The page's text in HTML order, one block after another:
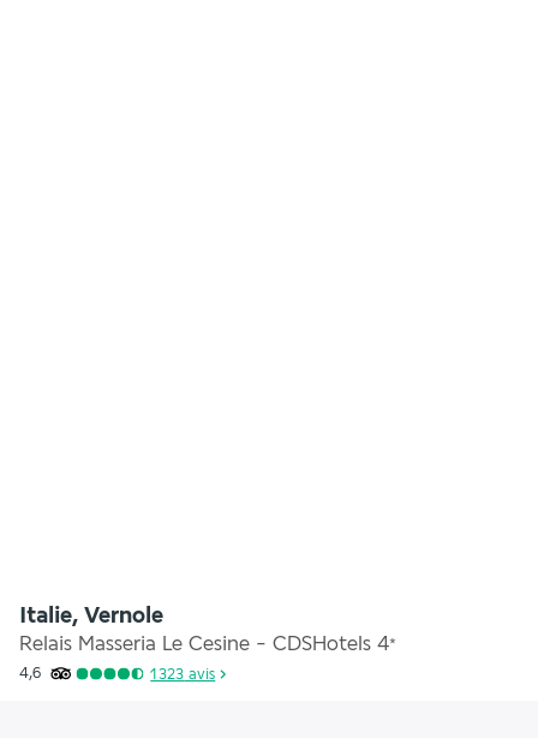
Italie, Vernole
Relais Masseria Le Cesine - CDSHotels 4*
4,6 1 323 avis